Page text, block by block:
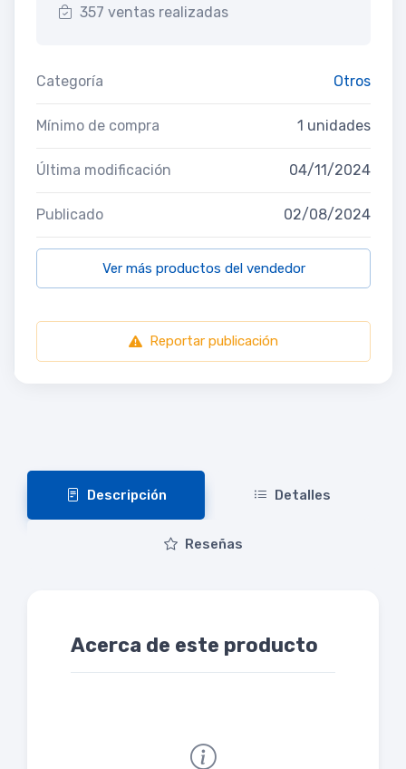
357 ventas realizadas
Categoría Otros
Mínimo de compra 1 unidades
Última modificación 04/11/2024
Publicado 02/08/2024
Ver más productos del vendedor
Reportar publicación
Descripción Detalles
Reseñas
Acerca de este producto